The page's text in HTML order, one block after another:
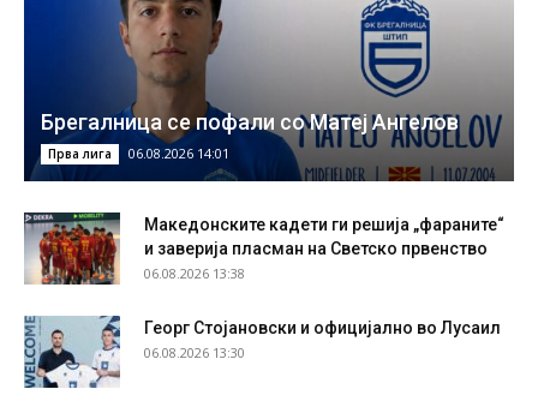
Брегалница се пофали со Матеј Ангелов
Прва лига 06.08.2026 14:01
Македонските кадети ги решија „фараните“
и заверија пласман на Светско првенство
06.08.2026 13:38
Георг Стојановски и официјално во Лусаил
06.08.2026 13:30